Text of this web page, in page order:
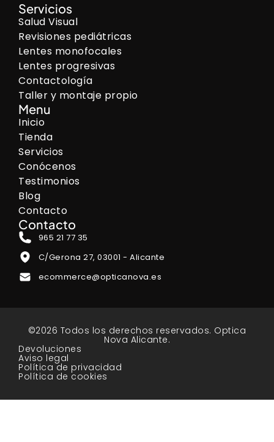
Servicios
Salud Visual
Revisiones pediátricas
Lentes monofocales
Lentes progresivas
Contactología
Taller y montaje propio
Menu
Inicio
Tienda
Servicios
Conócenos
Testimonios
Blog
Contacto
Contacto
965 21 77 35
C/Gerona 27, 03001 - Alicante
ecommerce@opticanova.es
©2026 Todos los derechos reservados. Optica
Nova Alicante.
Devoluciones
Aviso legal
Política de privacidad
Política de cookies